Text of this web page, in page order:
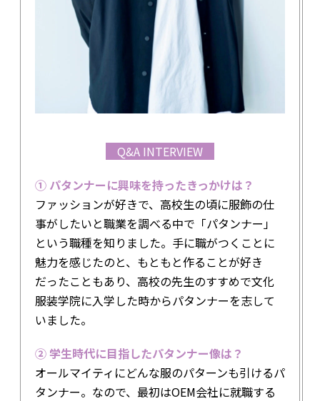
Q&A INTERVIEW
① パタンナーに興味を持ったきっかけは？
ファッションが好きで、高校生の頃に服飾の仕
事がしたいと職業を調べる中で「パタンナー」
という職種を知りました。手に職がつくことに
魅力を感じたのと、もともと作ることが好き
だったこともあり、高校の先生のすすめで文化
服装学院に入学した時からパタンナーを志して
いました。
② 学生時代に目指したパタンナー像は？
オールマイティにどんな服のパターンも引けるパ
タンナー。なので、最初はOEM会社に就職する